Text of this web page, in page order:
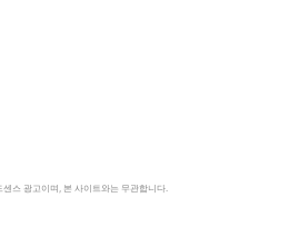
스 광고이며, 본 사이트와는 무관합니다.